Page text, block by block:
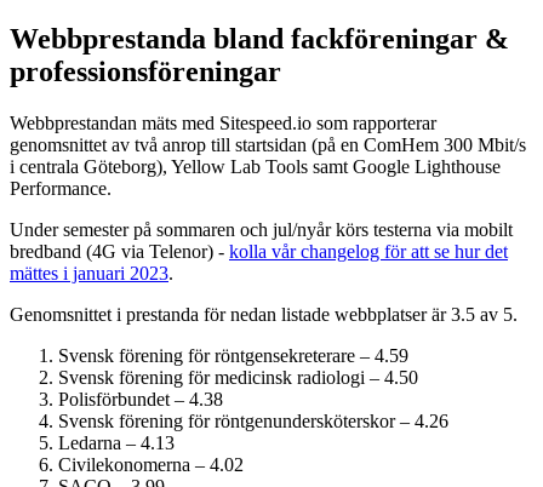
Webbprestanda bland fack­föreningar &
professions­föreningar
Webbprestandan mäts med Sitespeed.io som rapporterar
genomsnittet av två anrop till startsidan (på en ComHem 300 Mbit/s
i centrala Göteborg), Yellow Lab Tools samt Google Lighthouse
Performance.
Under semester på sommaren och jul/nyår körs testerna via mobilt
bredband (4G via Telenor) - kolla vår changelog för att se hur det
mättes i januari 2023.
Genomsnittet i prestanda för nedan listade webbplatser är 3.5 av 5.
Svensk förening för röntgensekreterare – 4.59
Svensk förening för medicinsk radiologi – 4.50
Polisförbundet – 4.38
Svensk förening för röntgenundersköterskor – 4.26
Ledarna – 4.13
Civil­ekonomerna – 4.02